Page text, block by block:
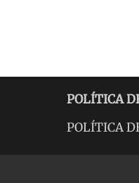
POLÍTICA
POLÍTICA